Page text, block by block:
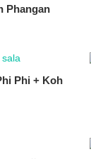
Phangan
Phi + Koh